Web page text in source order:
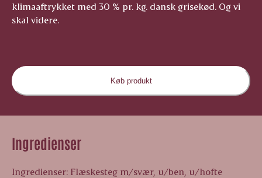
klimaaftrykket med 30 % pr. kg. dansk grisekød. Og vi
skal videre.
Køb produkt
Ingredienser
Ingredienser: Flæskesteg m/svær, u/ben, u/hofte